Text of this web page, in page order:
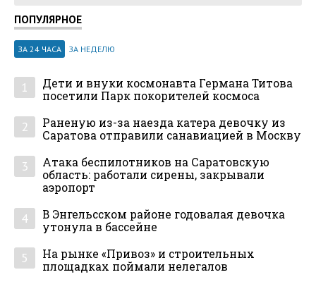
ПОПУЛЯРНОЕ
ЗА 24 ЧАСА ЗА НЕДЕЛЮ
1
Дети и внуки космонавта Германа Титова
посетили Парк покорителей космоса
2
Раненую из-за наезда катера девочку из
Саратова отправили санавиацией в Москву
3
Атака беспилотников на Саратовскую
область: работали сирены, закрывали
аэропорт
4
В Энгельсском районе годовалая девочка
утонула в бассейне
5
На рынке «Привоз» и строительных
площадках поймали нелегалов